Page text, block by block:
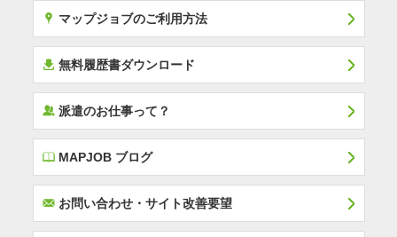
x マップジョブのご利用方法
í 無料履歴書ダウンロード
‰派遣のお仕事って？
EMAPJOB ブログ
Fお問い合わせ・サイト改善要望